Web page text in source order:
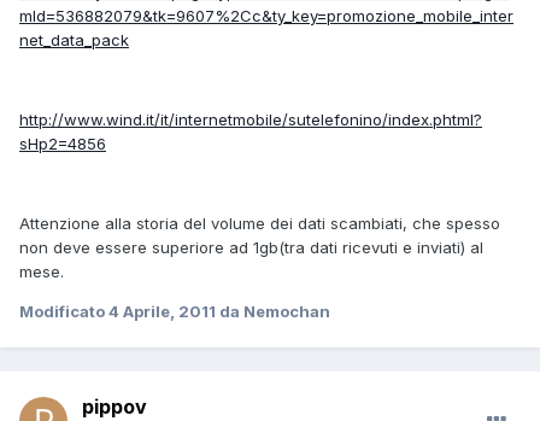
mId=536882079&tk=9607%2Cc&ty_key=promozione_mobile_inter
net_data_pack
http://www.wind.it/it/internetmobile/sutelefonino/index.phtml?
sHp2=4856
Attenzione alla storia del volume dei dati scambiati, che spesso
non deve essere superiore ad 1gb(tra dati ricevuti e inviati) al
mese.
Modificato4 Aprile, 2011 da Nemochan
pippov